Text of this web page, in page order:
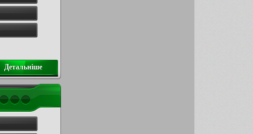
Детальнiше